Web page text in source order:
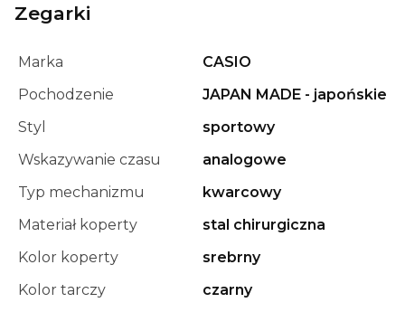
Zegarki
Marka
CASIO
Pochodzenie
JAPAN MADE - japońskie
Styl
sportowy
Wskazywanie czasu
analogowe
Typ mechanizmu
kwarcowy
Materiał koperty
stal chirurgiczna
Kolor koperty
srebrny
Kolor tarczy
czarny